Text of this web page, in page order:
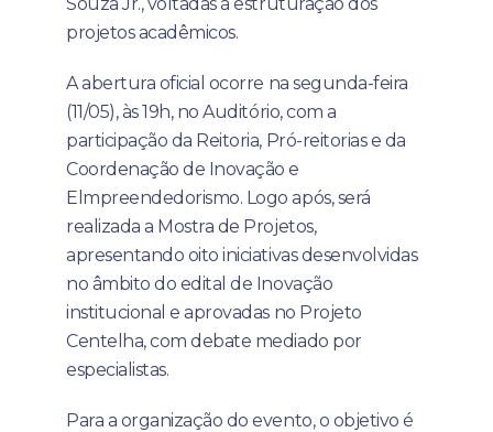
projetos acadêmicos.
A abertura oficial ocorre na segunda-feira
(11/05), às 19h, no Auditório, com a
participação da Reitoria, Pró-reitorias e da
Coordenação de Inovação e
Elmpreendedorismo. Logo após, será
realizada a Mostra de Projetos,
apresentando oito iniciativas desenvolvidas
no âmbito do edital de Inovação
institucional e aprovadas no Projeto
Centelha, com debate mediado por
especialistas.
Para a organização do evento, o objetivo é